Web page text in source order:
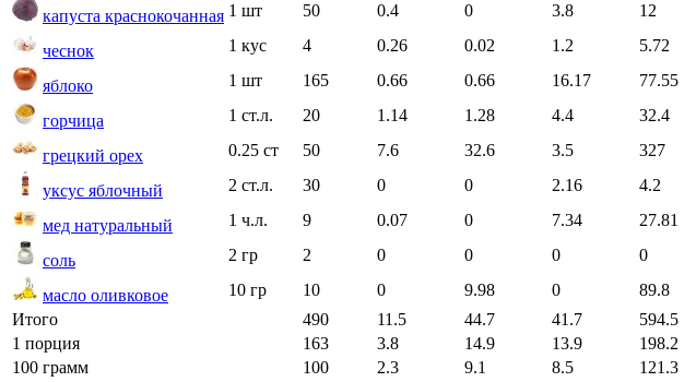
капуста краснокочанная 1 шт 50 0.4 0 3.8 12
чеснок 1 кус 4 0.26 0.02 1.2 5.72
яблоко 1 шт 165 0.66 0.66 16.17 77.55
горчица 1 ст.л. 20 1.14 1.28 4.4 32.4
грецкий орех 0.25 ст 50 7.6 32.6 3.5 327
уксус яблочный 2 ст.л. 30 0 0 2.16 4.2
мед натуральный 1 ч.л. 9 0.07 0 7.34 27.81
соль 2 гр 2 0 0 0 0
масло оливковое 10 гр 10 0 9.98 0
89.8
Итого
490 11.5 44.7 41.7
594.5
1 порция
163 3.8 14.9 13.9
198.2
100 грамм
100 2.3 9.1 8.5 121.3